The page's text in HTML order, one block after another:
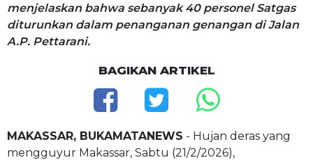
menjelaskan bahwa sebanyak 40 personel Satgas
diturunkan dalam penanganan genangan di Jalan
A.P. Pettarani.
BAGIKAN ARTIKEL
MAKASSAR, BUKAMATANEWS - Hujan deras yang
mengguyur Makassar, Sabtu (21/2/2026),